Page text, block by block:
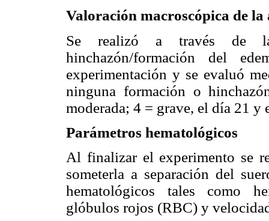
Valoración macroscópica de
Se realizó a través de la
hinchazón/formación del
experimentación y se evaluó
ninguna formación o
moderada; 4 = grave, el día 21 y
Parámetros hematológicos
Al finalizar el experimento se
someterla a separación del
hematológicos tales como
glóbulos rojos (RBC) y